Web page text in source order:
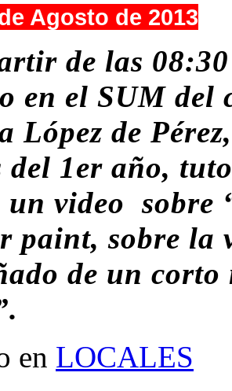
Agosto de 2013
de las
en el SUM
López de
1er año,
un video sobre
paint, sobre la
de un
en LOCALES